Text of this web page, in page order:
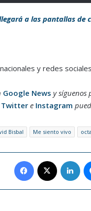
a las pantallas de
y redes sociales
Google News y síguenos
Twittere Instagram
Bisbal Me siento vivo
Facebook